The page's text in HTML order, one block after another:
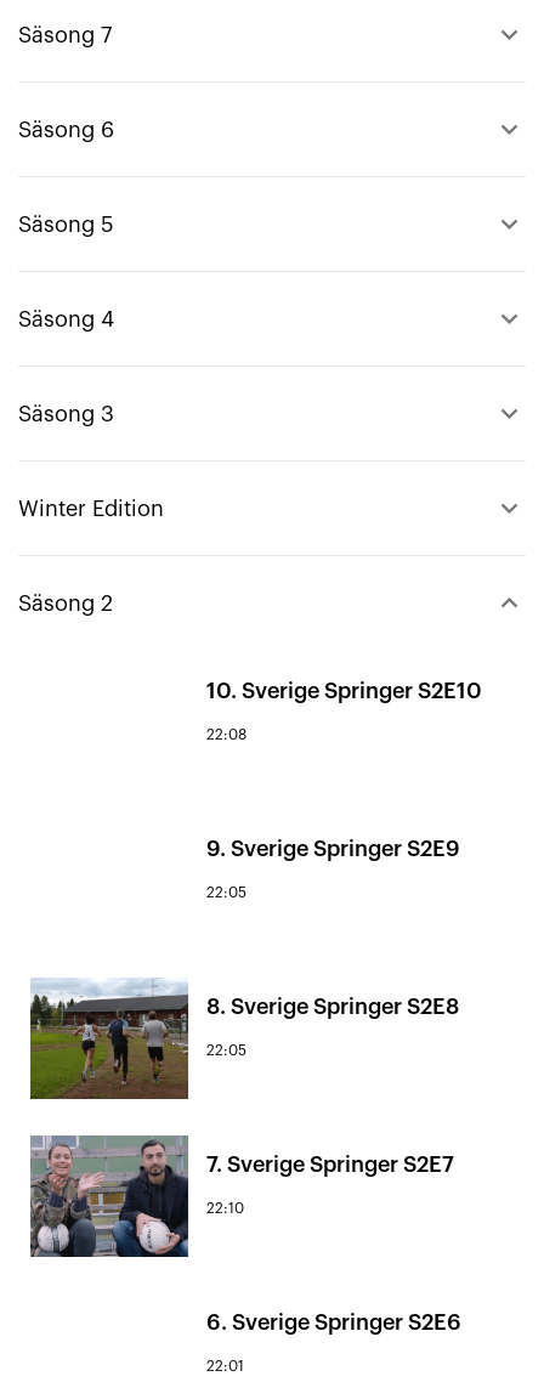
Säsong 7 keyboard_arrow_up
Säsong 6 keyboard_arrow_up
Säsong 5 keyboard_arrow_up
Säsong 4 keyboard_arrow_up
Säsong 3 keyboard_arrow_up
Winter Edition keyboard_arrow_up
Säsong 2 keyboard_arrow_down
10. Sverige Springer S2E10
22:08
9. Sverige Springer S2E9
22:05
8. Sverige Springer S2E8
22:05
7. Sverige Springer S2E7
22:10
6. Sverige Springer S2E6
22:01